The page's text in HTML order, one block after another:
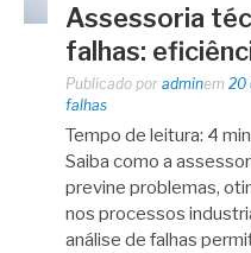
Assessoria
falhas:
Publicado por adminem 20
falhas
Tempo de leitura: 4
Saiba como a
previne problemas,
nos processos
análise de falhas